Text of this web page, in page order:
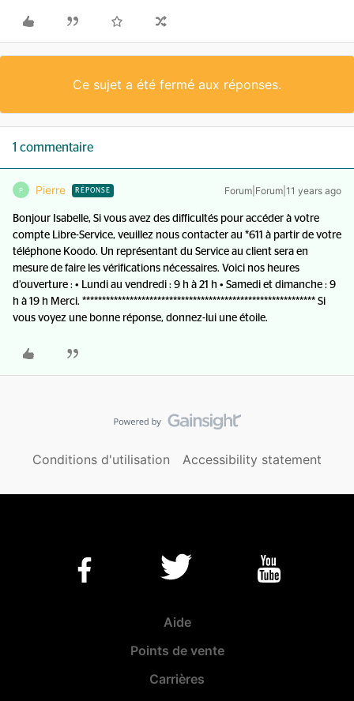
Ce sujet a été fermé aux réponses.
1 commentaire
P Pierre RÉPONSE Forum|Forum|11 years ago
Bonjour Isabelle, Si vous avez des difficultés pour accéder à votre
compte Libre-Service, veuillez nous contacter au *611 à partir de votre
téléphone Koodo. Un représentant du Service au client sera en
mesure de faire les vérifications nécessaires. Voici nos heures
d’ouverture : • Lundi au vendredi : 9 h à 21 h • Samedi et dimanche : 9
h à 19 h Merci. *********************************************************** Si
vous voyez une bonne réponse, donnez-lui une étoile.
Conditions d'utilisation Accessibility statement
Aide
Points de vente
Carrières